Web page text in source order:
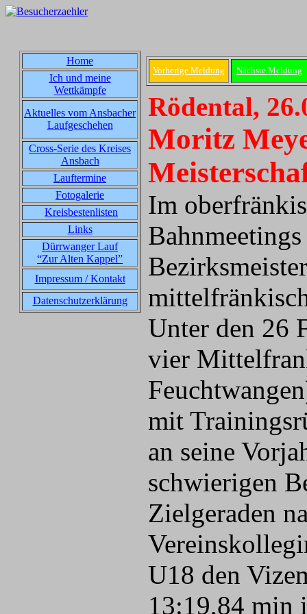
Home
Ich und meine
Wettkämpfe
Aktuelles vom Ansbacher
Laufgeschehen
Cross-Serie des Kreises
Ansbach
Lauftermine
Fotogalerie
Kreisbestenlisten
Links
Dürrwanger Lauf
“Zur Alten Kappel”
Impressum / Kontakt
Datenschutzerklärung
Vorherige Meldung Nächste Meldung
Rödental,
Moritz
Im
Unter den 26
vier
mit
an seine
schwierigen
Zielgeraden
U18 den
13:19,84 min